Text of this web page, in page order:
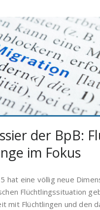
der BpB:
im Fokus
hat eine völlig neue
Flüchtlingssituation
mit Flüchtlingen und den